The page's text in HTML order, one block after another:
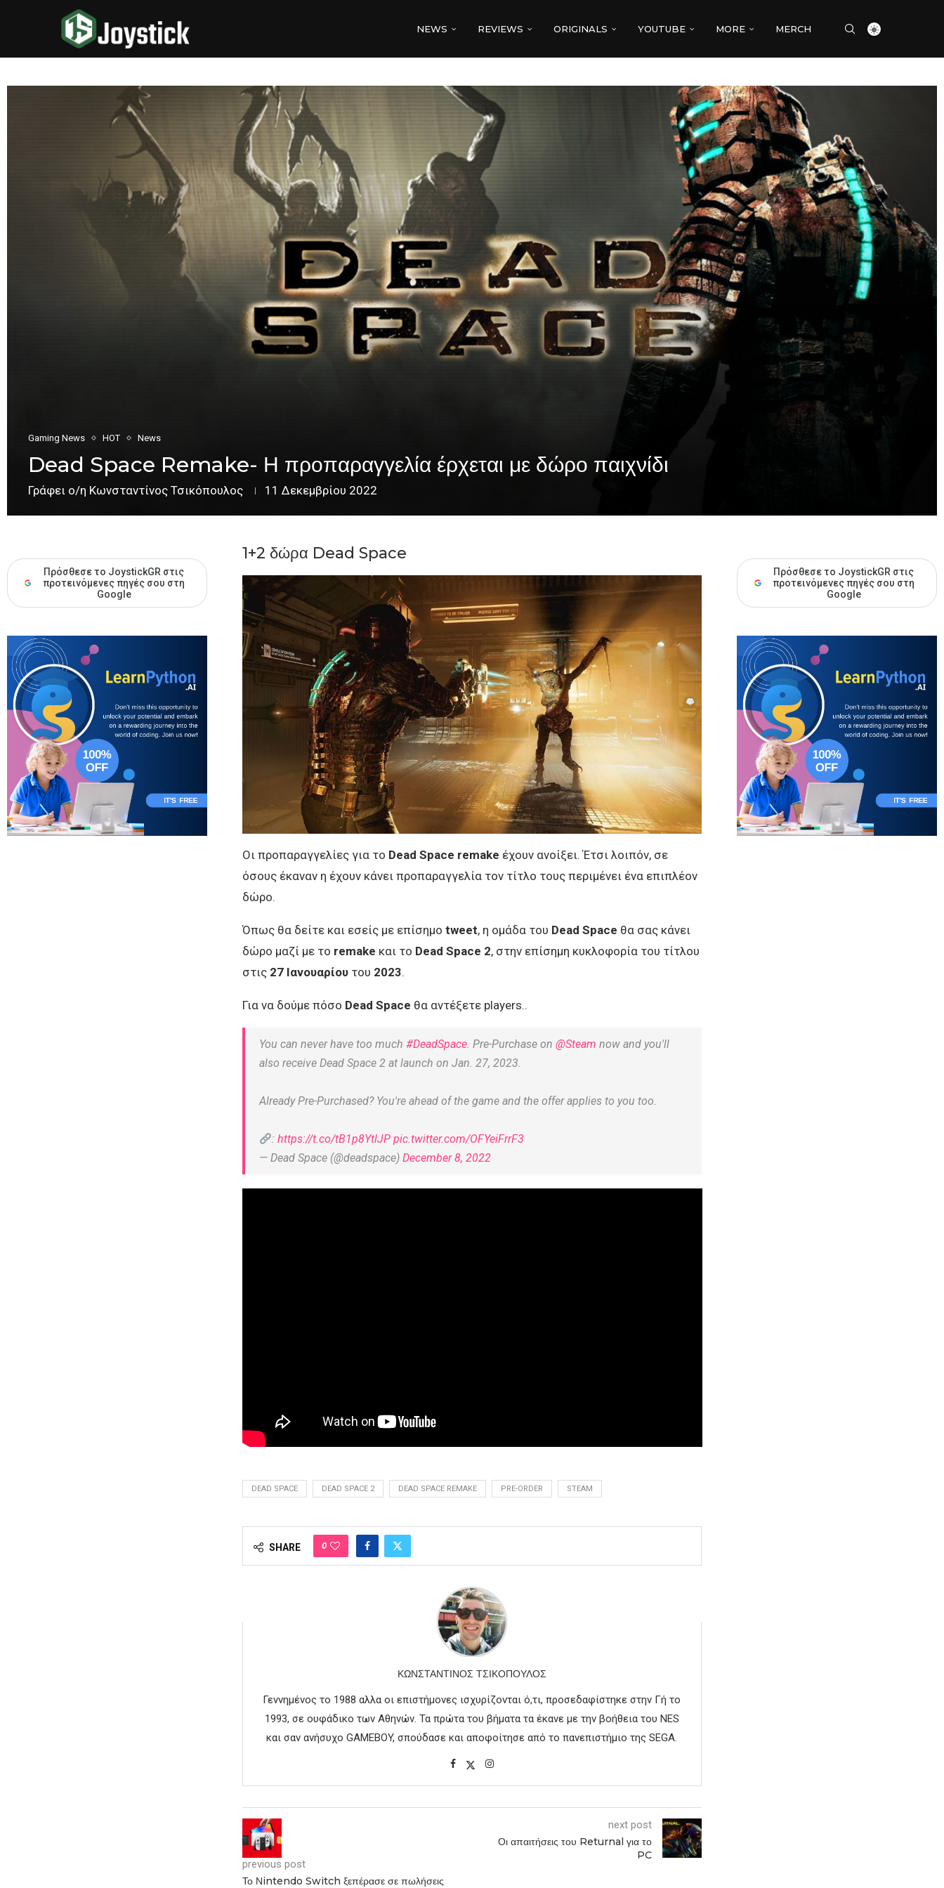
NEWS REVIEWS ORIGINALS YOUTUBE MORE MERCH
Gaming News HOT News
Dead Space Remake- Η προπαραγγελία έρχεται με δώρο παιχνίδι
Γράφει ο/η Κωνσταντίνος Τσικόπουλος 11 Δεκεμβρίου 2022
1+2 δώρα Dead Space
Οι προπαραγγελίες για το Dead Space remake έχουν ανοίξει. Έτσι λοιπόν, σε
όσους έκαναν η έχουν κάνει προπαραγγελία τον τίτλο τους περιμένει ένα επιπλέον
δώρο.
Όπως θα δείτε και εσείς με επίσημο tweet, η ομάδα του Dead Space θα σας κάνει
δώρο μαζί με το remake και το Dead Space 2, στην επίσημη κυκλοφορία του τίτλου
στις 27 Ιανουαρίου του 2023.
Για να δούμε πόσο Dead Space θα αντέξετε players..
You can never have too much #DeadSpace. Pre-Purchase on @Steam now and you'll
also receive Dead Space 2 at launch on Jan. 27, 2023.
Already Pre-Purchased? You're ahead of the game and the offer applies to you too.
: https://t.co/tB1p8YtlJP pic.twitter.com/OFYeiFrrF3
— Dead Space (@deadspace) December 8, 2022
DEAD SPACE DEAD SPACE 2 DEAD SPACE REMAKE PRE-ORDER STEAM
SHARE 0
ΚΩΝΣΤΑΝΤΊΝΟΣ ΤΣΙΚΌΠΟΥΛΟΣ
Γεννημένος το 1988 αλλα οι επιστήμονες ισχυρίζονται ό,τι, προσεδαφίστηκε στην Γή το
1993, σε ουφάδικο των Αθηνών. Τα πρώτα του βήματα τα έκανε με την βοήθεια του NES
και σαν ανήσυχο GAMEBOY, σπούδασε και αποφοίτησε από το πανεπιστήμιο της SEGA.
previous post
Το Νintendo Switch ξεπέρασε σε πωλήσεις
next post
Οι απαιτήσεις του Returnal για το
PC
Πρόσθεσε το JoystickGR στις
προτεινόμενες πηγές σου στη
Google
Πρόσθεσε το JoystickGR στις
προτεινόμενες πηγές σου στη
Google